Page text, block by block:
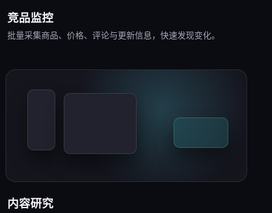
竞品监控
批量采集商品、价格、评论与更新信息，快速发现变化。
内容研究